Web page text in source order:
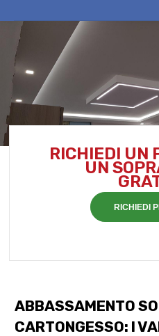
RICHIEDI UN
UN
RICHIEDI
ABBASSAMENTO
CARTONGESSO: I